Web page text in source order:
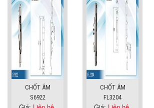
CHỐT ÂM
S6922
CHỐT ÂM
FL3204